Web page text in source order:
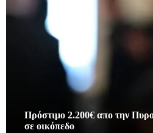
Πρόστιμο 2.200€ απο την
σε οικόπεδο